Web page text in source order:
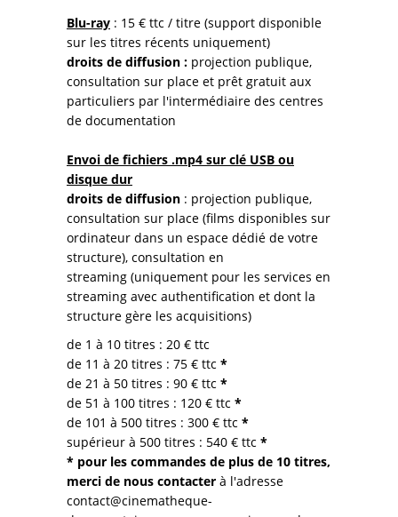
Blu-ray : 15 € ttc / titre (support disponible
sur les titres récents uniquement)
droits de diffusion : projection publique,
consultation sur place et prêt gratuit aux
particuliers par l'intermédiaire des centres
de documentation
Envoi de fichiers .mp4 sur clé USB ou
disque dur
droits de diffusion : projection publique,
consultation sur place (films disponibles sur
ordinateur dans un espace dédié de votre
structure), consultation en
streaming (uniquement pour les services en
streaming avec authentification et dont la
structure gère les acquisitions)
de 1 à 10 titres : 20 € ttc
de 11 à 20 titres : 75 € ttc *
de 21 à 50 titres : 90 € ttc *
de 51 à 100 titres : 120 € ttc *
de 101 à 500 titres : 300 € ttc *
supérieur à 500 titres : 540 € ttc *
* pour les commandes de plus de 10 titres,
merci de nous contacter à l'adresse
contact@cinematheque-